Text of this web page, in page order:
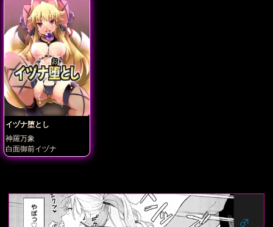
イヅナ堕とし
神羅万象
白面御前イヅナ